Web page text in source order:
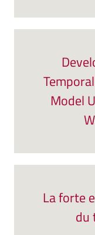
Model
La forte
du